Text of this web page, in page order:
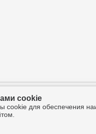
112а, оф.325
cookie
cookie для обеспечения